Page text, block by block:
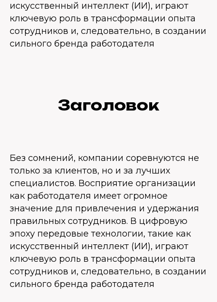
искусственный интеллект (ИИ), играют
ключевую роль в трансформации опыта
сотрудников и, следовательно, в создании
сильного бренда работодателя
Заголовок
Без сомнений, компании соревнуются не
только за клиентов, но и за лучших
специалистов. Восприятие организации
как работодателя имеет огромное
значение для привлечения и удержания
правильных сотрудников. В цифровую
эпоху передовые технологии, такие как
искусственный интеллект (ИИ), играют
ключевую роль в трансформации опыта
сотрудников и, следовательно, в создании
сильного бренда работодателя